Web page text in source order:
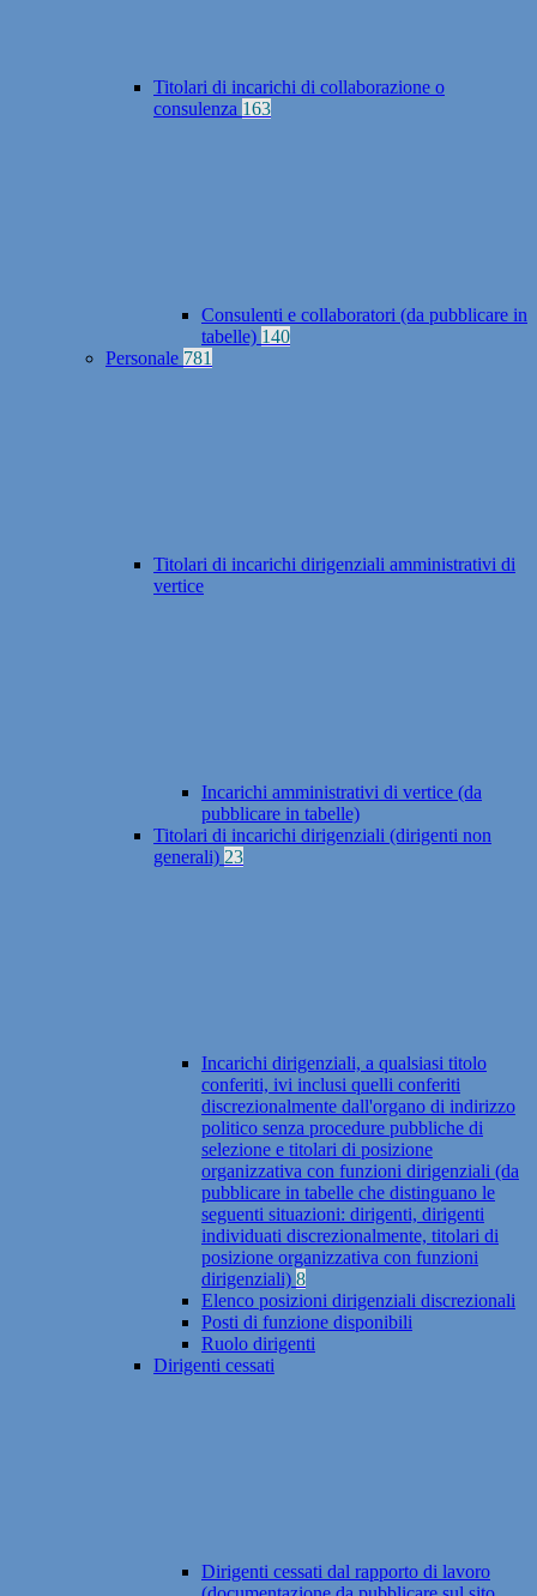
Titolari di incarichi di collaborazione o
consulenza 163
Consulenti e collaboratori (da pubblicare in
tabelle) 140
Personale 781
Titolari di incarichi dirigenziali amministrativi di
vertice
Incarichi amministrativi di vertice (da
pubblicare in tabelle)
Titolari di incarichi dirigenziali (dirigenti non
generali) 23
Incarichi dirigenziali, a qualsiasi titolo
conferiti, ivi inclusi quelli conferiti
discrezionalmente dall'organo di indirizzo
politico senza procedure pubbliche di
selezione e titolari di posizione
organizzativa con funzioni dirigenziali (da
pubblicare in tabelle che distinguano le
seguenti situazioni: dirigenti, dirigenti
individuati discrezionalmente, titolari di
posizione organizzativa con funzioni
dirigenziali) 8
Elenco posizioni dirigenziali discrezionali
Posti di funzione disponibili
Ruolo dirigenti
Dirigenti cessati
Dirigenti cessati dal rapporto di lavoro